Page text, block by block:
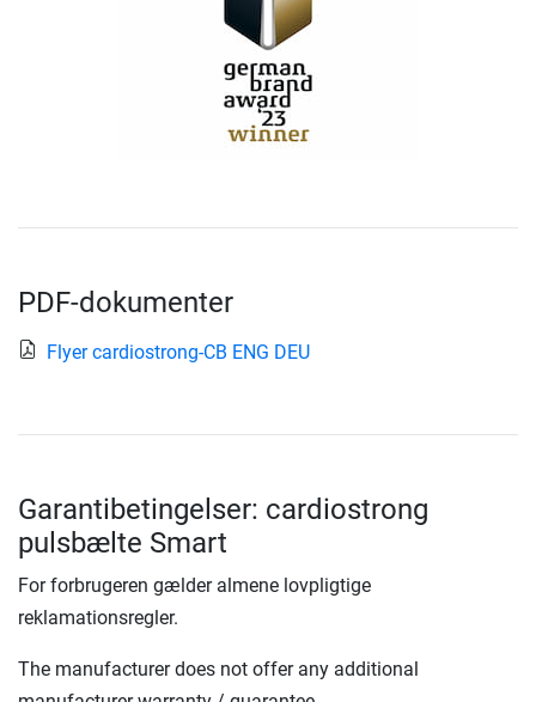
PDF-dokumenter
Flyer cardiostrong-CB ENG DEU
Garantibetingelser: cardiostrong
pulsbælte Smart
For forbrugeren gælder almene lovpligtige
reklamationsregler.
The manufacturer does not offer any additional